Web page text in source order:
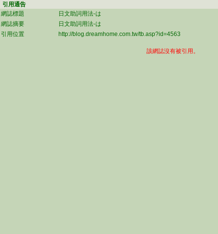
引用通告
網誌標題
日文助詞用法-は
網誌摘要
日文助詞用法-は
引用位置
http://blog.dreamhome.com.tw/tb.asp?id=4563
該網誌沒有被引用。